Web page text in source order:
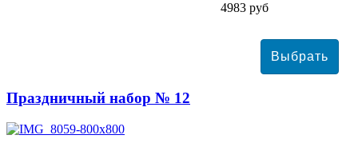
4983 руб
Праздничный набор № 12